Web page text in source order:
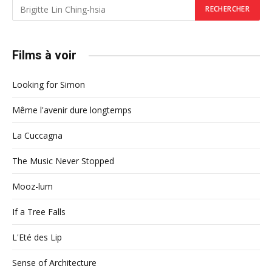
Films à voir
Looking for Simon
Même l'avenir dure longtemps
La Cuccagna
The Music Never Stopped
Mooz-lum
If a Tree Falls
L'Eté des Lip
Sense of Architecture